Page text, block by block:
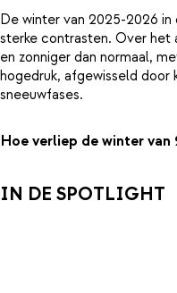
De winter van 2025-2026
sterke contrasten. Over het
en zonniger dan normaal,
hogedruk, afgewisseld door
sneeuwfases.
Hoe verliep de winter van
IN DE SPOTLIGHT